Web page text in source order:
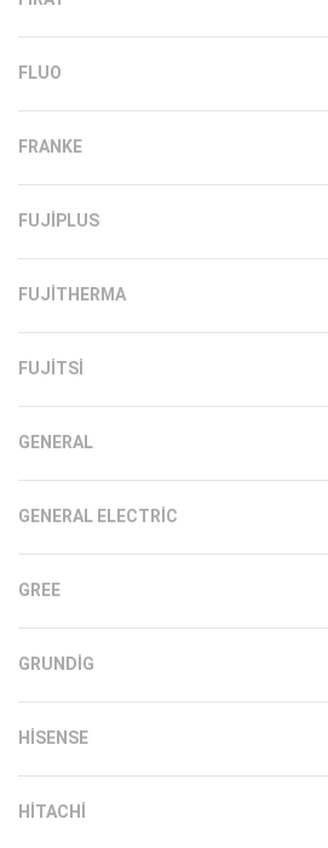
FLUO
FRANKE
FUJIPLUS
FUJITHERMA
FUJITSI
GENERAL
GENERAL ELECTRIC
GREE
GRUNDIG
HISENSE
HITACHI